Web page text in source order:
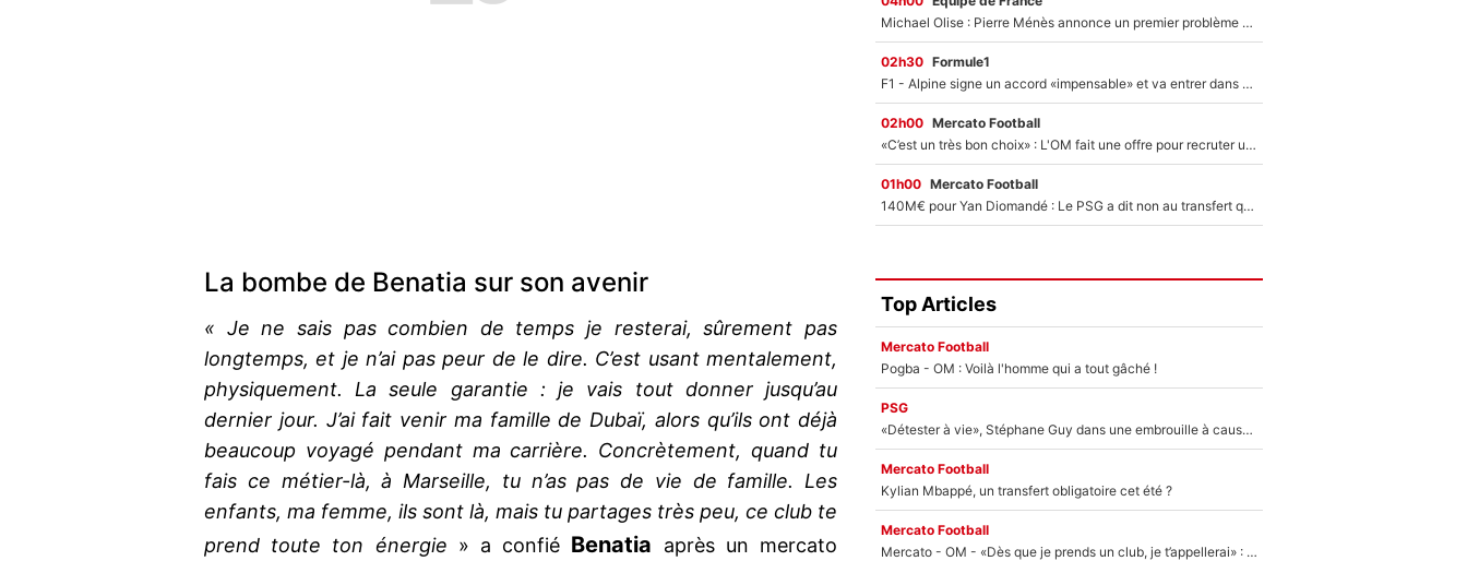
La bombe de Benatia sur son avenir
« Je ne sais pas combien de temps je resterai, sûrement pas
longtemps, et je n’ai pas peur de le dire. C’est usant mentalement,
physiquement. La seule garantie : je vais tout donner jusqu’au
dernier jour. J’ai fait venir ma famille de Dubaï, alors qu’ils ont déjà
beaucoup voyagé pendant ma carrière. Concrètement, quand tu
fais ce métier-là, à Marseille, tu n’as pas de vie de famille. Les
enfants, ma femme, ils sont là, mais tu partages très peu, ce club te
prend toute ton énergie » a confié Benatia après un mercato
Michael Olise : Pierre Ménès annonce un premier problème pour Zinedine Zidane en équipe de France
02h30 Formule1
F1 - Alpine signe un accord «impensable» et va entrer dans une nouvelle dimension : Grande nouvelle pour Pierre Gasly !
02h00 Mercato Football
«C’est un très bon choix» : L'OM fait une offre pour recruter un ancien joueur du PSG... et c'est validé dans l'After Foot !
01h00 Mercato Football
140M€ pour Yan Diomandé : Le PSG a dit non au transfert qui bat tous les records sur le mercato
Top Articles
Mercato Football
Pogba - OM : Voilà l'homme qui a tout gâché !
PSG
«Détester à vie», Stéphane Guy dans une embrouille à cause du PSG !
Mercato Football
Kylian Mbappé, un transfert obligatoire cet été ?
Mercato Football
Mercato - OM - «Dès que je prends un club, je t’appellerai» : La promesse de Marcelino au moment de claquer la porte